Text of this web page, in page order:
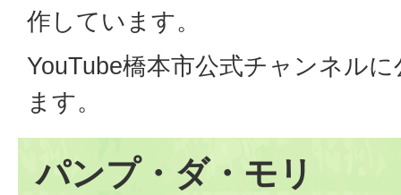
作しています。
YouTube橋本市公式チャンネル
ます。
パンプ・ダ・モリ